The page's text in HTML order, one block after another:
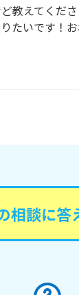
教えてくだ
たいです！お
相談に答